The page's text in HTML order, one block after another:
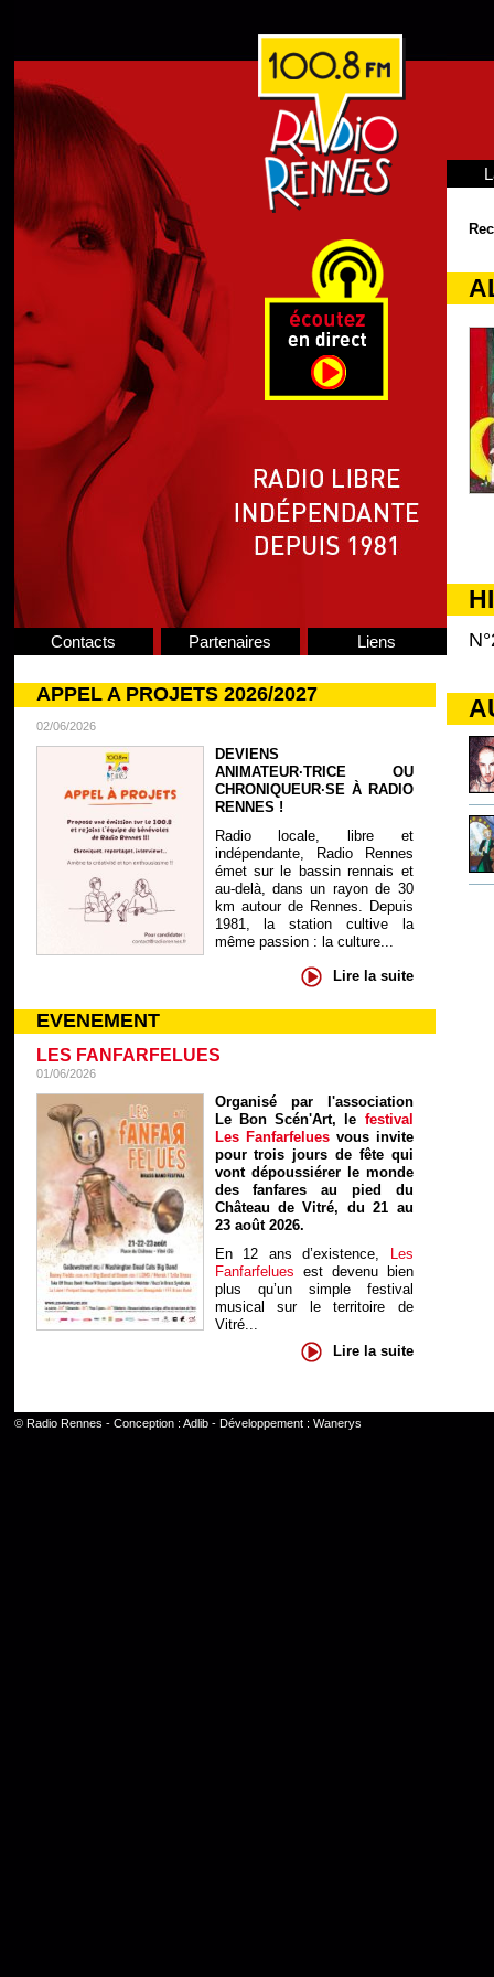
Contacts Partenaires Liens
APPEL A PROJETS 2026/2027
02/06/2026
DEVIENS
ANIMATEUR·TRICE OU
CHRONIQUEUR·SE À RADIO
RENNES !
Radio locale, libre et
indépendante, Radio Rennes
émet sur le bassin rennais et
au-delà, dans un rayon de 30
km autour de Rennes. Depuis
1981, la station cultive la
même passion : la culture...
Lire la suite
EVENEMENT
LES FANFARFELUES
01/06/2026
Organisé par l'association
Le Bon Scén'Art, le festival
Les Fanfarfelues vous invite
pour trois jours de fête qui
vont dépoussiérer le monde
des fanfares au pied du
Château de Vitré, du 21 au
23 août 2026.
En 12 ans d’existence, Les
Fanfarfelues est devenu bien
plus qu’un simple festival
musical sur le territoire de
Vitré...
Lire la suite
© Radio Rennes - Conception : Adlib- Développement : Wanerys